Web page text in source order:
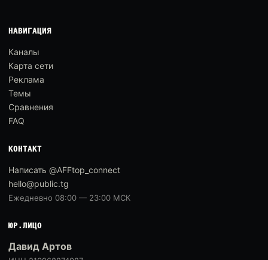
НАВИГАЦИЯ
Каналы
Карта сети
Реклама
Темы
Сравнения
FAQ
КОНТАКТ
Написать @AFFtop_connect
hello@public.tg
Ежедневно 08:00 — 23:00 МСК
ЮР.ЛИЦО
Давид Артов